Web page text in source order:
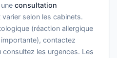
consultation
varier selon les cabinets.
(réaction allergique
contactez
les urgences. Les